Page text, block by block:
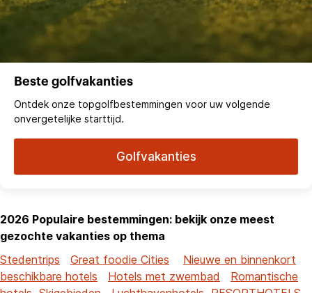
Beste golfvakanties
Ontdek onze topgolfbestemmingen voor uw volgende
onvergetelijke starttijd.
Golfvakanties
2026 Populaire bestemmingen: bekijk onze meest
gezochte vakanties op thema
Stedentrips
Great foodie Cities
Nieuwe en binnenkort
beschikbare hotels
Hotels met zwembad
Romantische